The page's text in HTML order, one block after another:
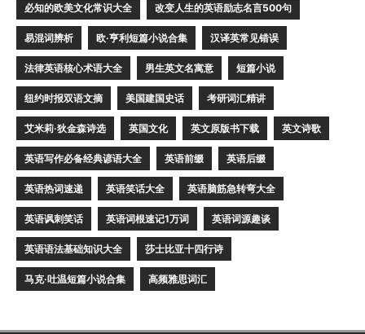
必知的欧美文化常识大全 改变人生的英语励志名言500句
易混词辨析 欧·亨利短篇小说合集 汉译英常见错误
法律英语核心术语大全 男生英文名寓意 短篇小说
纽约时报双语文摘 美国建国史话 考研词汇精讲
艾米莉·狄金森诗选 英国文化 英文原版书下载 英文诗歌
英语写作必备经典谚语大全 英语前缀 英语后缀
英语热词速递 英语笑话大全 英语脑筋急转弯大全
英语讽刺笑话 英语词根速记1万词 英语词源趣谈
英语语法基础知识大全 莎士比亚十四行诗
马克·吐温短篇小说合集 高频雅思词汇